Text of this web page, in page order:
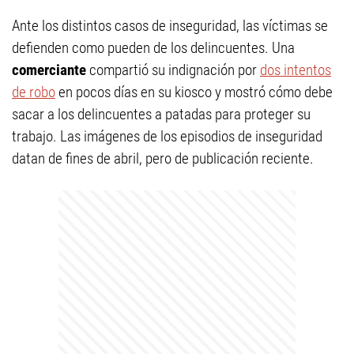
Ante los distintos casos de inseguridad, las víctimas se
defienden como pueden de los delincuentes. Una
comerciante compartió su indignación por dos intentos
de roboen pocos días en su kiosco y mostró cómo debe
sacar a los delincuentes a patadas para proteger su
trabajo. Las imágenes de los episodios de inseguridad
datan de fines de abril, pero de publicación reciente.